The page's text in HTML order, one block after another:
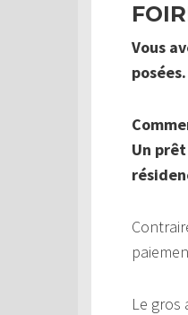
Vous
posées.
Un
Le gros